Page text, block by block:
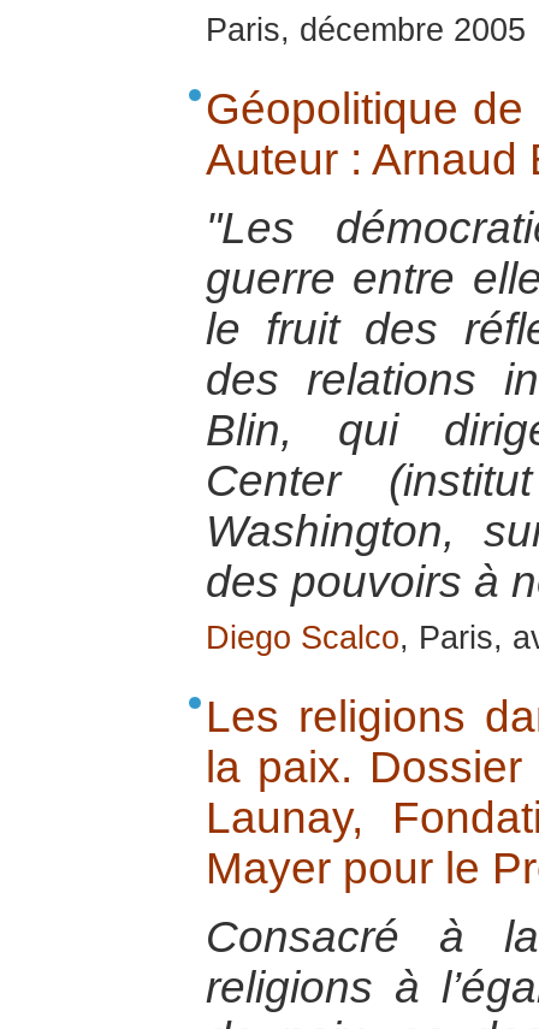
Paris, décembre 2005
Géopolitique
Auteur : Arnaud
"Les
guerre entre
le fruit des
des relations
Blin, qui
Center
Washington,
des pouvoirs à
Diego Scalco, Paris,
Les religions
la paix.
Launay,
Mayer pour le
Consacré à
religions à